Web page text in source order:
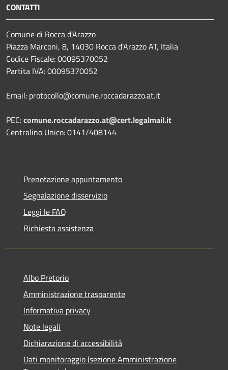
CONTATTI
Comune di Rocca d'Arazzo
Piazza Marconi, 8, 14030 Rocca d'Arazzo AT, Italia
Codice Fiscale: 00095370052
Partita IVA: 00095370052
Email: protocollo@comune.roccadarazzo.at.it
PEC:comune.roccadarazzo.at@cert.legalmail.it
Centralino Unico: 0141/408144
Prenotazione appuntamento
Segnalazione disservizio
Leggi le FAQ
Richiesta assistenza
Albo Pretorio
Amministrazione trasparente
Informativa privacy
Note legali
Dichiarazione di accessibilità
Dati monitoraggio (sezione Amministrazione